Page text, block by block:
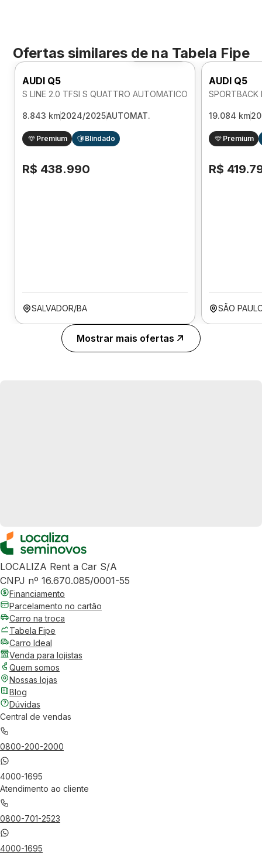
Ofertas similares de na Tabela Fipe
Foto 360º
AUDI Q5
S LINE 2.0 TFSI S QUATTRO AUTOMATICO
8.843 km2024/2025AUTOMAT.
Premium Blindado
R$ 438.990
SALVADOR/BA
AUDI Q5
19.084 km
Premium
R$
SÃO
Mostrar mais ofertas
LOCALIZA Rent a Car S/A
CNPJ nº 16.670.085/0001-55
Financiamento
Parcelamento no cartão
Carro na troca
Tabela Fipe
Carro Ideal
Venda para lojistas
Quem somos
Nossas lojas
Blog
Dúvidas
Central de vendas
0800-200-2000
4000-1695
Atendimento ao cliente
0800-701-2523
4000-1695